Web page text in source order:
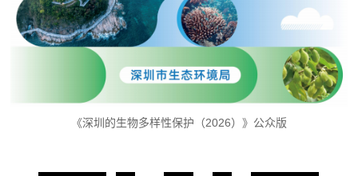
《深圳的生物多样性保护（2026）》公众版